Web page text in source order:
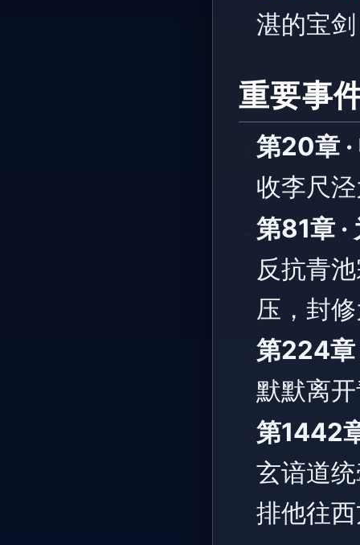
湛的宝
重要事
第20章
收李尺
第81章
反抗青
压，封
第224章
默默离
第1442
玄谙道
排他往